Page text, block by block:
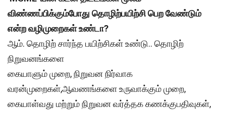
விண்ணப்பிக்கும்போது தொழிற்பயிற்சி பெற வேண்டும்
என்ற வழிமுறைகள் உண்டா?
ஆம். தொழிற் சார்ந்த பயிற்சிகள் உண்டு.. தொழிற்
நிறுவனங்களை
கையாளும் முறை, நிறுவன நிர்வாக
வரன்முறைகள்,ஆவணங்களை உருவாக்கும் முறை,
கையாள்வது மற்றும் நிறுவன வர்த்தக கணக்குபதிவுகள்,